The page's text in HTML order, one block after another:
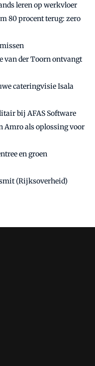
leren op werkvloer
80 procent terug: zero
van der Toorn ontvangt
cateringvisie Isala
bij AFAS Software
Amro als oplossing voor
en groen
(Rijksoverheid)